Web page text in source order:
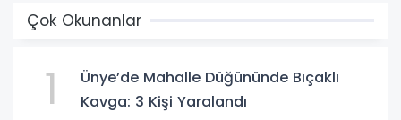
Çok Okunanlar
1
Ünye’de Mahalle Düğününde Bıçaklı
Kavga: 3 Kişi Yaralandı